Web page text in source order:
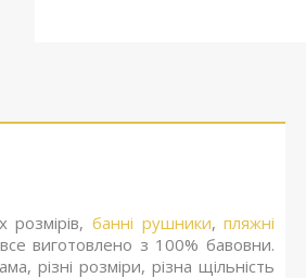
банні рушники,пляжні
виготовлено з 100% бавовни.
різні розміри, різна щільність